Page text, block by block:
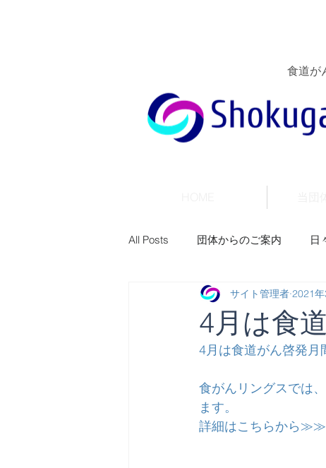
食道が
All Posts 団体からのご案内 日
4月は食
サイト管理者 2021
4月は食道がん啓発月
食がんリングスでは
ます。
詳細はこちらから